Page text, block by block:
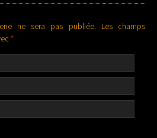
ne sera pas publiée. Les champs
*